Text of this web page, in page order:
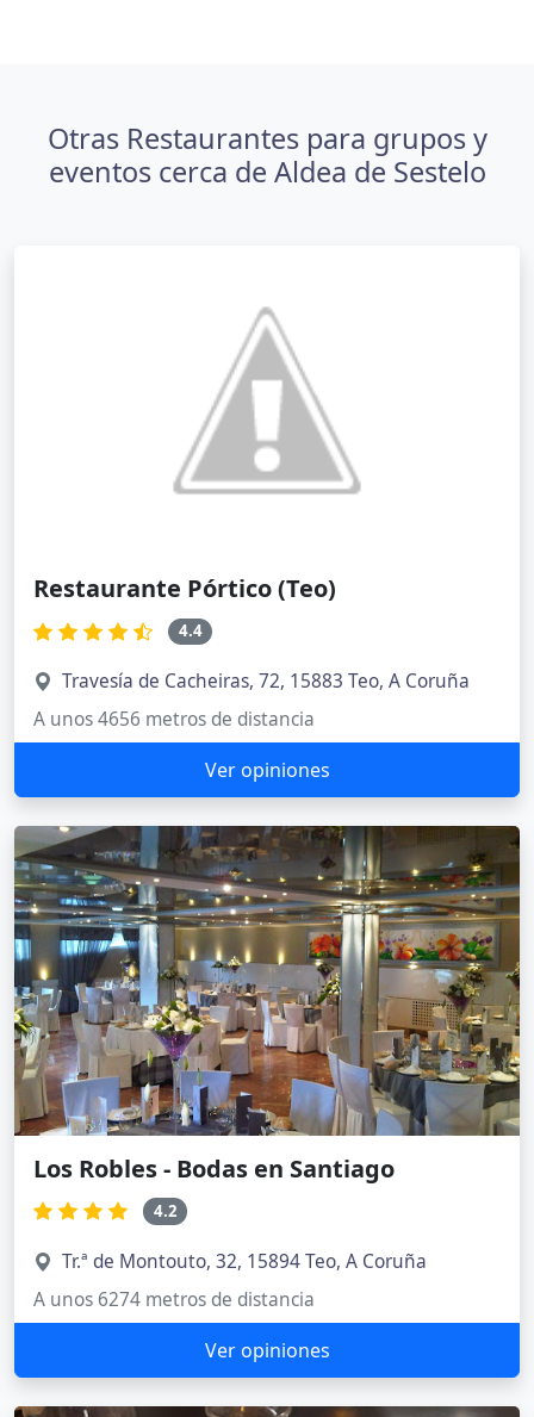
Otras Restaurantes para grupos y
eventos cerca de Aldea de Sestelo
Restaurante Pórtico (Teo)
4.4
Travesía de Cacheiras, 72, 15883 Teo, A Coruña
A unos 4656 metros de distancia
Ver opiniones
Los Robles - Bodas en Santiago
4.2
Tr.ª de Montouto, 32, 15894 Teo, A Coruña
A unos 6274 metros de distancia
Ver opiniones